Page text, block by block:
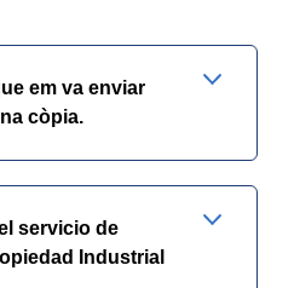
em va enviar
còpia.
servicio de
Industrial